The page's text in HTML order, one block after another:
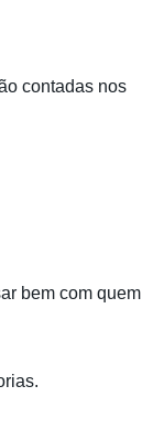
contadas nos
bem com quem